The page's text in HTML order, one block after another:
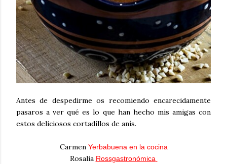
Antes de despedirme os recomiendo encarecidamente
pasaros a ver qué es lo que han hecho mis amigas con
estos deliciosos cortadillos de anís.
Carmen Yerbabuena en la cocina
Rosalia Rossgastronómica